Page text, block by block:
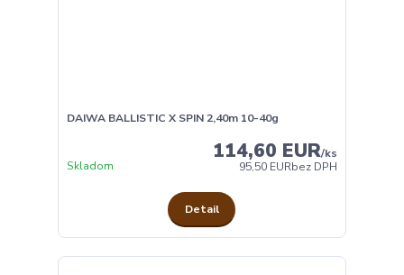
DAIWA BALLISTIC X SPIN 2,40m 10-40g
114,60 EUR/ks
95,50 EURbez DPH
Skladom
Detail